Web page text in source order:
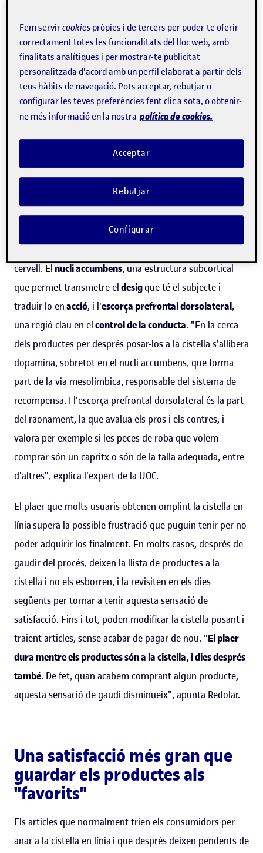
voler experimentar el plaer del procés de l'adquisició
d'uns articles fins a temptejar el preu total de la compra.
Buscar i comparar els productes que ens agraden i
després posar-los a la cistella allibera molta dopamina
explica el neurocientíficDiego Emilia Redolar, professor
Estudis de Psicologia i Ciències de l'Educació de la
Universitat Oberta de Catalunya (UOC). I és que per al
cervell la recompensa de tenir una llista de la compra
llesta per processar és molt més gran que tenir una llista
En aquesta conducta de gairebé comprar, però sense
pagar al final, entren en joc principalment dues parts del
cervell. El nucli accumbens, una estructura subcortical
que permet transmetre eldesigque té el subjecte i
traduir-lo enacció, i l'escorça prefrontal dorsolateral,
una regió clau en elcontrol de la conducta. "En la cerca
dels productes per després posar-los a la cistella s'allibera
dopamina, sobretot en el nucli accumbens, que forma
part de la via mesolímbica, responsable del sistema de
recompensa. I l'escorça prefrontal dorsolateral és la part
del raonament, la que avalua els pros i els contres, i
valora per exemple si les peces de roba que volem
comprar són un capritx o són de la talla adequada, entre
d'altres", explica l'expert de la UOC.
El plaer que molts usuaris obtenen omplint la cistella en
líniasupera la possible frustració que puguin tenir per no
poder adquirir-los finalment. En molts casos, després de
gaudir del procés, deixen la llista de productes a la
cistella i no els esborren, i la revisiten en els dies
següents per tornar a tenir aquesta sensació de
satisfacció. Fins i tot, poden modificar la cistella posant i
traient articles, sense acabar de pagar de nou. "El plaer
dura mentre els productes són a la cistella, i dies després
també. De fet, quan acabem comprant algun producte,
aquesta sensació de gaudi disminueix", apunta Redolar.
Una satisfacció més gran que
guardar els productes als
"favorits"
Els articles que normalment trien els consumidors per
anar a la cistella en línia i que després deixen pendents de
Fem servircookies pròpies i de tercers per poder-te oferir
correctament totes les funcionalitats del lloc web, amb
finalitats analítiques i per mostrar-te publicitat
personalitzada d'acord amb un perfil elaborat a partir dels
teus hàbits de navegació. Pots acceptar, rebutjar o
configurar les teves preferències fent clic a sota, o obtenir-
ne més informació en la nostra política de cookies.
Rebutjar
Acceptar
Configurar